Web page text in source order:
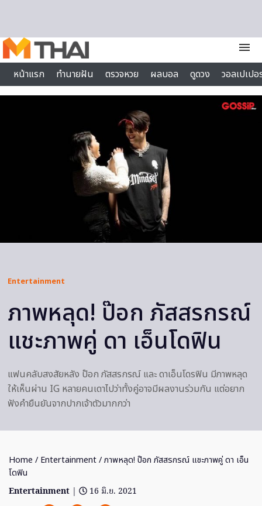
menu
หน้าแรก
ทำนายฝัน ตรวจหวย ผลบอล ดูดวง
วอลเปเป
ไลฟ์สไตล์
Entertainment
ภาพหลุด! ป๊อก ภัสสรกรณ์
แชะภาพคู่ ดา เอ็นโดฟิน
แฟนคลับสงสัยหลัง ป๊อก ภัสสรกรณ์ และ ดาเอ็นโดรฟิน มีภาพหลุด
ให้เห็นผ่าน IG หลายคนเดาไปว่าทั้งคู่อาจมีผลงานร่วมกัน แต่อยาก
ฟังคำยืนยันจากปากเจ้าตัวมากกว่า
Home / Entertainment/ ภาพหลุด! ป๊อก ภัสสรกรณ์ แชะภาพคู่ ดา เอ็น
โดฟิน
Entertainment |
16 มิ.ย. 2021